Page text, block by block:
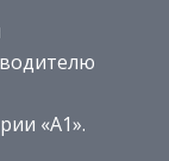
«А1».